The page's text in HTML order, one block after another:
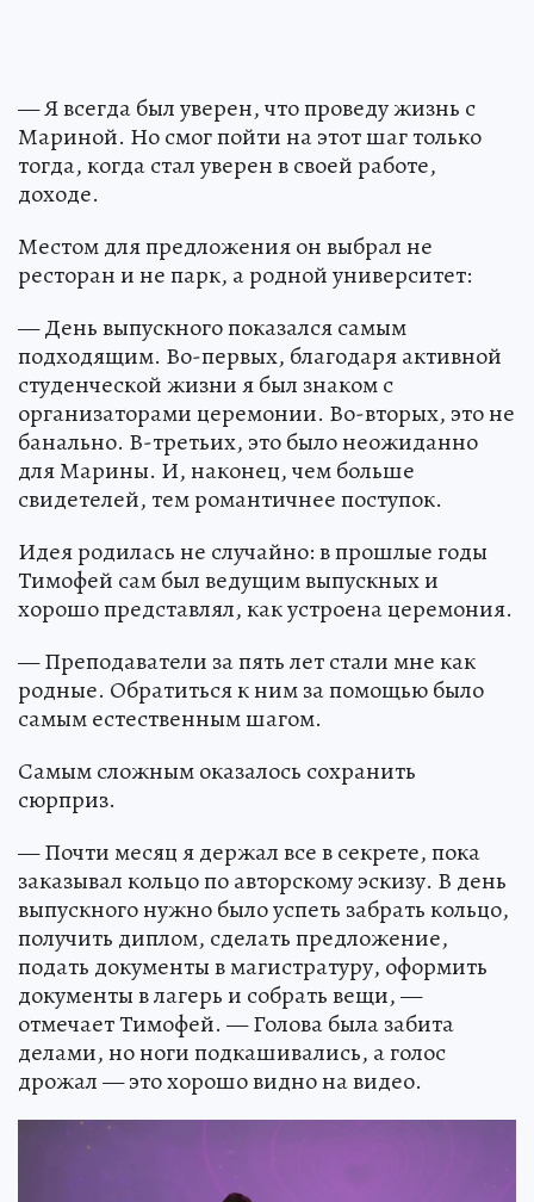
— Я всегда был уверен, что проведу жизнь с
Мариной. Но смог пойти на этот шаг только
тогда, когда стал уверен в своей работе,
доходе.
Местом для предложения он выбрал не
ресторан и не парк, а родной университет:
— День выпускного показался самым
подходящим. Во-первых, благодаря активной
студенческой жизни я был знаком с
организаторами церемонии. Во-вторых, это не
банально. В-третьих, это было неожиданно
для Марины. И, наконец, чем больше
свидетелей, тем романтичнее поступок.
Идея родилась не случайно: в прошлые годы
Тимофей сам был ведущим выпускных и
хорошо представлял, как устроена церемония.
— Преподаватели за пять лет стали мне как
родные. Обратиться к ним за помощью было
самым естественным шагом.
Самым сложным оказалось сохранить
сюрприз.
— Почти месяц я держал все в секрете, пока
заказывал кольцо по авторскому эскизу. В день
выпускного нужно было успеть забрать кольцо,
получить диплом, сделать предложение,
подать документы в магистратуру, оформить
документы в лагерь и собрать вещи, —
отмечает Тимофей. — Голова была забита
делами, но ноги подкашивались, а голос
дрожал — это хорошо видно на видео.